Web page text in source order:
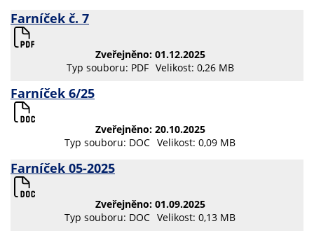
Farníček č. 7
Zveřejněno: 01.12.2025
Typ souboru: PDF Velikost: 0,26 MB
Farníček 6/25
Zveřejněno: 20.10.2025
Typ souboru: DOC Velikost: 0,09 MB
Farníček 05-2025
Zveřejněno: 01.09.2025
Typ souboru: DOC Velikost: 0,13 MB